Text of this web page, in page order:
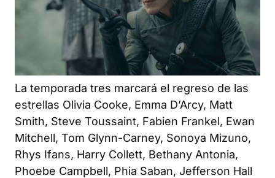
La temporada tres marcará el regreso de las
estrellas Olivia Cooke, Emma D’Arcy, Matt
Smith, Steve Toussaint, Fabien Frankel, Ewan
Mitchell, Tom Glynn-Carney, Sonoya Mizuno,
Rhys Ifans, Harry Collett, Bethany Antonia,
Phoebe Campbell, Phia Saban, Jefferson Hall